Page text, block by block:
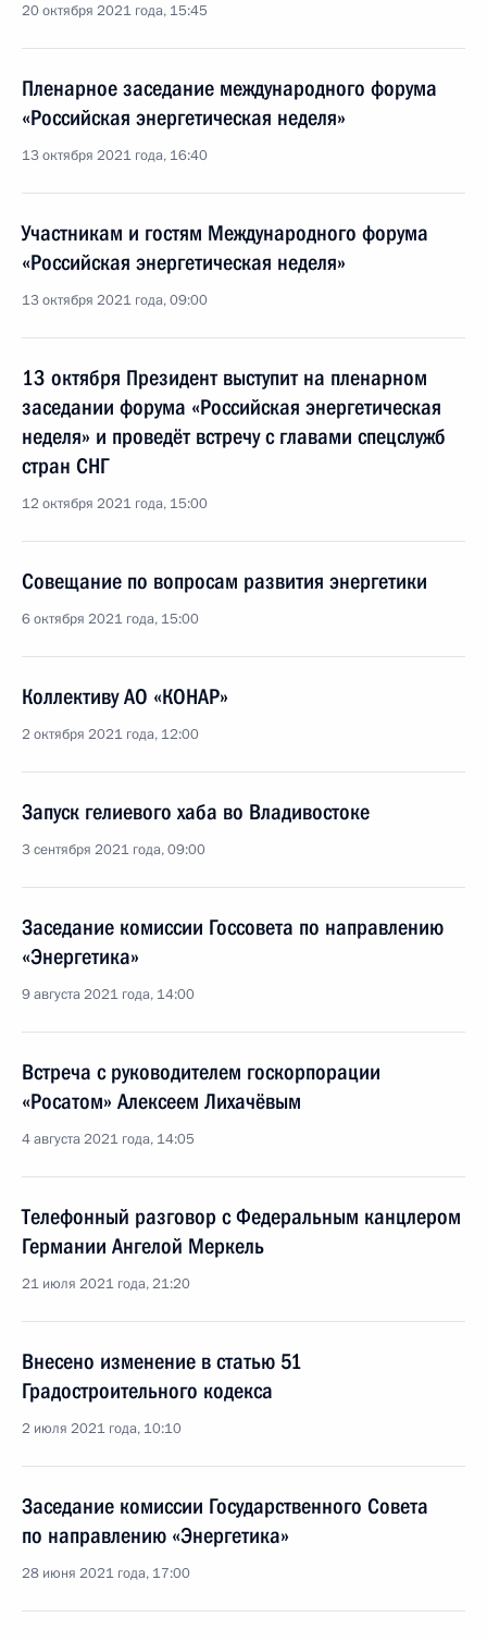
20 октября 2021 года, 15:45
Пленарное заседание международного форума
«Российская энергетическая неделя»
13 октября 2021 года, 16:40
Участникам и гостям Международного форума
«Российская энергетическая неделя»
13 октября 2021 года, 09:00
13 октября Президент выступит на пленарном
заседании форума «Российская энергетическая
неделя» и проведёт встречу с главами спецслужб
стран СНГ
12 октября 2021 года, 15:00
Совещание по вопросам развития энергетики
6 октября 2021 года, 15:00
Коллективу АО «КОНАР»
2 октября 2021 года, 12:00
Запуск гелиевого хаба во Владивостоке
3 сентября 2021 года, 09:00
Заседание комиссии Госсовета по направлению
«Энергетика»
9 августа 2021 года, 14:00
Встреча с руководителем госкорпорации
«Росатом» Алексеем Лихачёвым
4 августа 2021 года, 14:05
Телефонный разговор с Федеральным канцлером
Германии Ангелой Меркель
21 июля 2021 года, 21:20
Внесено изменение в статью 51
Градостроительного кодекса
2 июля 2021 года, 10:10
Заседание комиссии Государственного Совета
по направлению «Энергетика»
28 июня 2021 года, 17:00